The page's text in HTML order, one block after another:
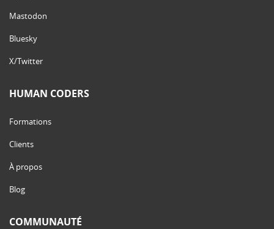
Mastodon
Bluesky
X/Twitter
HUMAN CODERS
Formations
Clients
À propos
Blog
COMMUNAUTÉ